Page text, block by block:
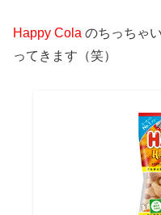
Happy Cola のちっちゃ
ってきます（笑）